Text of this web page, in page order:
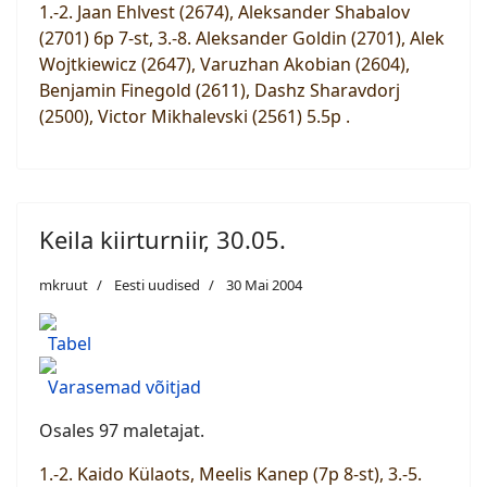
1.-2. Jaan Ehlvest (2674), Aleksander Shabalov
(2701) 6p 7-st, 3.-8. Aleksander Goldin (2701), Alek
Wojtkiewicz (2647), Varuzhan Akobian (2604),
Benjamin Finegold (2611), Dashz Sharavdorj
(2500), Victor Mikhalevski (2561) 5.5p .
Keila kiirturniir, 30.05.
mkruut Eesti uudised 30 Mai 2004
Tabel
Varasemad võitjad
Osales 97 maletajat.
1.-2. Kaido Külaots, Meelis Kanep (7p 8-st), 3.-5.